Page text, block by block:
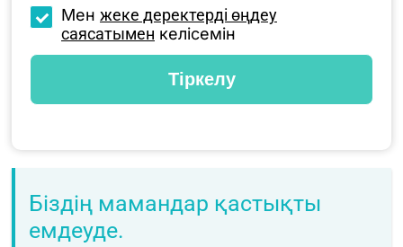
Мен жеке деректерді өңдеу
саясатымен келісемін
Біздің мамандар қастықты
емдеуде.